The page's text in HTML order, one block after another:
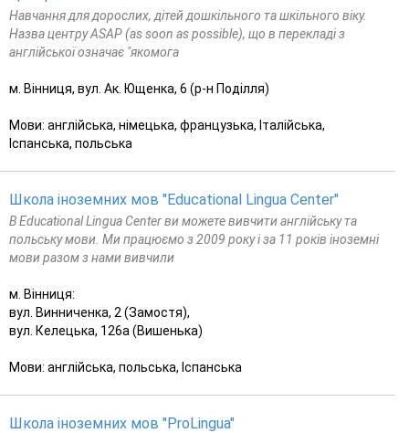
Навчання для дорослих, дітей дошкільного та шкільного віку.
Назва центру ASAP (as soon as possible), що в перекладі з
англійської означає "якомога
м. Вінниця, вул. Ак. Ющенка, 6 (р-н Поділля)
Мови: англійська, німецька, французька, Італійська,
Іспанська, польська
Школа іноземних мов "Educational Lingua Center"
В Educational Lingua Center ви можете вивчити англійську та
польську мови. Ми працюємо з 2009 року і за 11 років іноземні
мови разом з нами вивчили
м. Вінниця:
вул. Винниченка, 2 (Замостя),
вул. Келецька, 126а (Вишенька)
Мови: англійська, польська, Іспанська
Школа іноземних мов "ProLingua"